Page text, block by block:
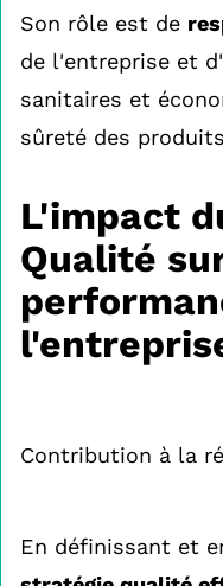
Son rôle est de
de l'entreprise et
sanitaires et
sûreté des
L'impact
Qualité
Contribution à la
En définissant et